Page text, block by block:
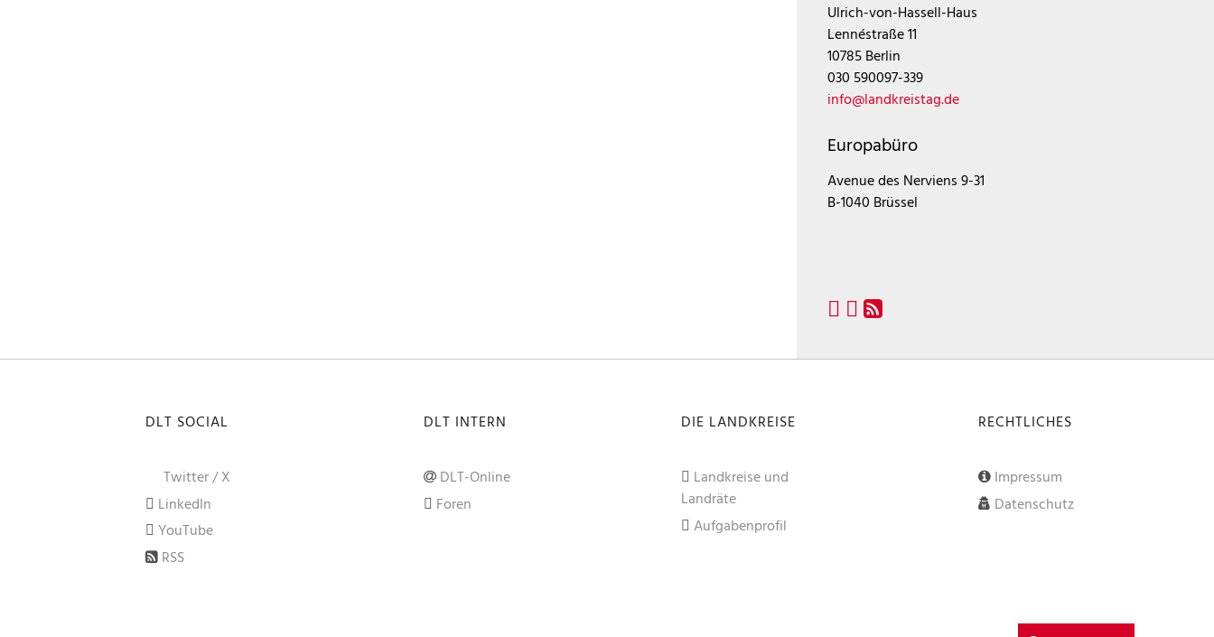
Ulrich-von-Hassell-Haus
Lennéstraße 11
10785 Berlin
030 590097-339
info@landkreistag.de
Europabüro
Avenue des Nerviens 9-31
B-1040 Brüssel
DLT SOCIAL
Twitter / X
LinkedIn
YouTube
RSS
DLT INTERN
DLT-Online
Foren
DIE LANDKREISE
Landkreise und
Landräte
Aufgabenprofil
RECHTLICHES
Impressum
Datenschutz